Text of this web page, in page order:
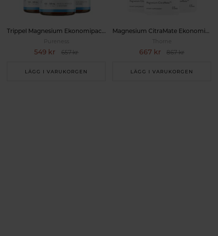
Trippel Magnesium Ekonomipack 3x120k
549 kr 657 kr
LÄGG I VARUKORGEN
Magnesium CitraMate Ekonomipack 3x90k
667 kr 867 kr
LÄGG I VARUKORGEN